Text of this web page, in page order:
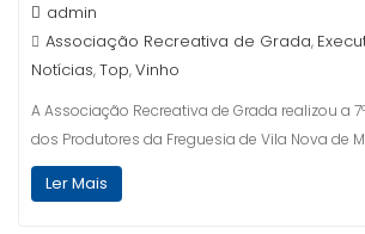
admin
Associação Recreativa de Grada,
Notícias,Top,Vinho
A Associação Recreativa de Grada realizou a
dos Produtores da Freguesia de Vila Nova de
Ler Mais